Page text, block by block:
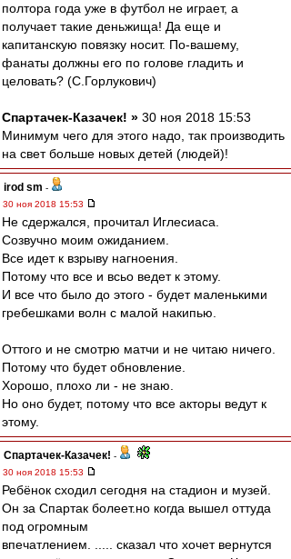
полтора года уже в футбол не играет, а
получает такие деньжища! Да еще и
капитанскую повязку носит. По-вашему,
фанаты должны его по голове гладить и
целовать? (С.Горлукович)
Спартачек-Казачек! » 30 ноя 2018 15:53
Минимум чего для этого надо, так производить
на свет больше новых детей (людей)!
irod sm -
30 ноя 2018 15:53
Не сдержался, прочитал Иглесиаса.
Созвучно моим ожиданием.
Все идет к взрыву нагноения.
Потому что все и всьо ведет к этому.
И все что было до этого - будет маленькими
гребешками волн с малой накипью.
Оттого и не смотрю матчи и не читаю ничего.
Потому что будет обновление.
Хорошо, плохо ли - не знаю.
Но оно будет, потому что все акторы ведут к
этому.
Спартачек-Казачек! -
30 ноя 2018 15:53
Ребёнок сходил сегодня на стадион и музей.
Он за Спартак болеет.но когда вышел оттуда
под огромным
впечатлением. ..... сказал что хочет вернутся